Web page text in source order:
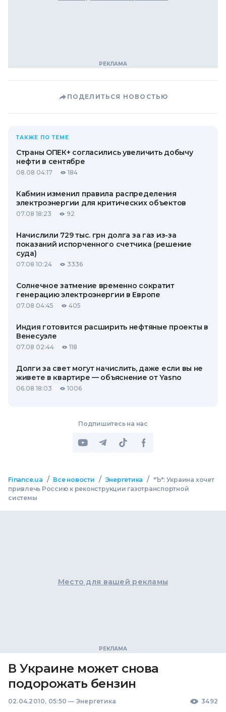
ПОДЕЛИТЬСЯ НОВОСТЬЮ
ТАКЖЕ ПО ТЕМЕ
Страны ОПЕК+ согласились увеличить добычу
нефти в сентябре
08.08 04:17 184
Кабмин изменил правила распределения
электроэнергии для критических объектов
07.08 18:23 92
Начислили 729 тыс. грн долга за газ из-за
показаний испорченного счетчика (решение
суда)
07.08 10:24 3336
Солнечное затмение временно сократит
генерацию электроэнергии в Европе
07.08 04:45 405
Индия готовится расширить нефтяные проекты в
Венесуэле
07.08 02:44 118
Долги за свет могут начислить, даже если вы не
живете в квартире — объяснение от Yasno
06.08 18:03 1006
Подпишитесь на нас
Finance.ua / Все новости / Энергетика /
"Ъ": Украина хочет
привлечь Россию к реконструкции газотранспортной
системы
Место для вашей рекламы
В Украине может снова
подорожать бензин
02.04.2010, 05:50 — Энергетика 3492